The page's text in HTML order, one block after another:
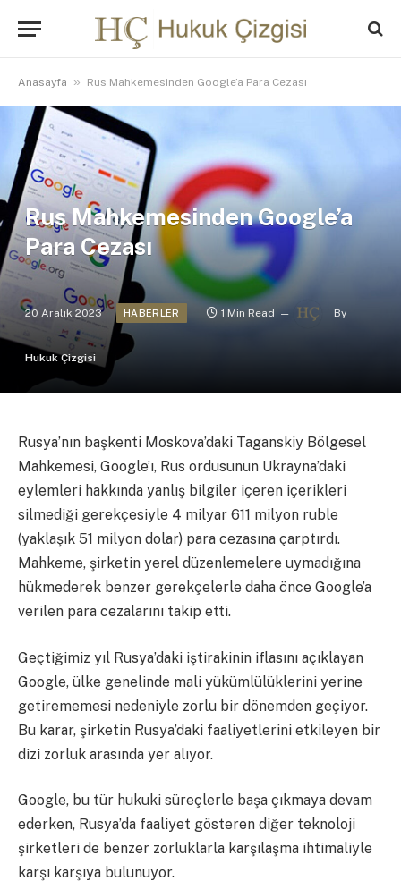
Anasayfa » Rus Mahkemesinden Google’a Para Cezası
Rus Mahkemesinden Google’a
Para Cezası
20 Aralık 2023 HABERLER 1 Min Read By
Hukuk Çizgisi
Rusya’nın başkenti Moskova’daki Taganskiy Bölgesel
Mahkemesi, Google’ı, Rus ordusunun Ukrayna’daki
eylemleri hakkında yanlış bilgiler içeren içerikleri
silmediği gerekçesiyle 4 milyar 611 milyon ruble
(yaklaşık 51 milyon dolar) para cezasına çarptırdı.
Mahkeme, şirketin yerel düzenlemelere uymadığına
hükmederek benzer gerekçelerle daha önce Google’a
verilen para cezalarını takip etti.
Geçtiğimiz yıl Rusya’daki iştirakinin iflasını açıklayan
Google, ülke genelinde mali yükümlülüklerini yerine
getirememesi nedeniyle zorlu bir dönemden geçiyor.
Bu karar, şirketin Rusya’daki faaliyetlerini etkileyen bir
dizi zorluk arasında yer alıyor.
Google, bu tür hukuki süreçlerle başa çıkmaya devam
ederken, Rusya’da faaliyet gösteren diğer teknoloji
şirketleri de benzer zorluklarla karşılaşma ihtimaliyle
karşı karşıya bulunuyor.